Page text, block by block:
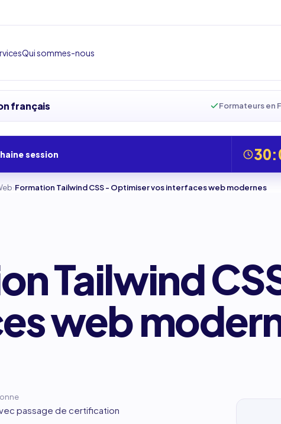
Qui sommes-nous
français Formateurs en
session
›Formation Tailwind CSS - Optimiser vos interfaces web modernes
Tailwind
web
passage de certification